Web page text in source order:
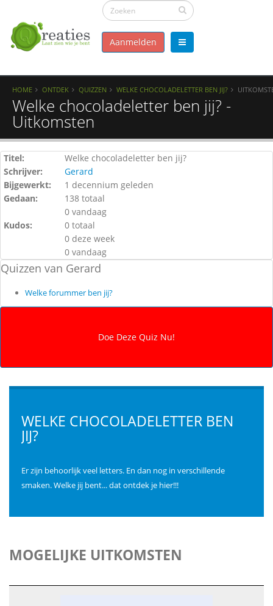
Aanmelden
HOME ONTDEK QUIZZEN WELKE CHOCOLADELETTER BEN JIJ?
Welke chocoladeletter ben jij? -
Uitkomsten
Titel:
Welke chocoladeletter ben jij?
Schrijver:
Gerard
Bijgewerkt:
1 decennium geleden
Gedaan:
138 totaal
0 vandaag
Kudos:
0 totaal
0 deze week
0 vandaag
Quizzen van Gerard
Welke forummer ben jij?
WELKE CHOCOLADELETTER BEN
JIJ?
Er zijn behoorlijk veel letters. En dan nog in verschillende
smaken. Welke jij bent... dat ontdek je hier!!!
MOGELIJKE UITKOMSTEN